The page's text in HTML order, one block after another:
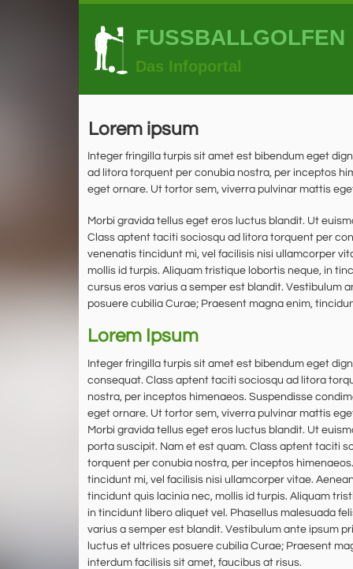
Lorem ipsum
Integer fringilla turpis sit amet est bibendum eget
ad litora torquent per conubia nostra, per inceptos
eget ornare. Ut tortor sem, viverra pulvinar mattis
Morbi gravida tellus eget eros luctus blandit. Ut
Class aptent taciti sociosqu ad litora torquent per
venenatis tincidunt mi, vel facilisis nisi ullamcorper
mollis id turpis. Aliquam tristique lobortis neque, in
cursus eros varius a semper est blandit. Vestibulum
posuere cubilia Curae; Praesent magna enim,
Lorem Ipsum
Integer fringilla turpis sit amet est bibendum eget
consequat. Class aptent taciti sociosqu ad litora
nostra, per inceptos himenaeos. Suspendisse
eget ornare. Ut tortor sem, viverra pulvinar mattis
Morbi gravida tellus eget eros luctus blandit. Ut
porta suscipit. Nam et est quam. Class aptent taciti
torquent per conubia nostra, per inceptos
tincidunt mi, vel facilisis nisi ullamcorper vitae.
tincidunt quis lacinia nec, mollis id turpis. Aliquam
in tincidunt libero aliquet vel. Phasellus malesuada
varius a semper est blandit. Vestibulum ante ipsum
luctus et ultrices posuere cubilia Curae; Praesent
interdum facilisis sit amet, faucibus at risus.
FUSSBALLGOLFEN
Das Infoportal